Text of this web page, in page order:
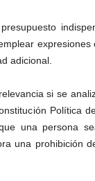
adicional.
si se
Política
una persona
una prohibición